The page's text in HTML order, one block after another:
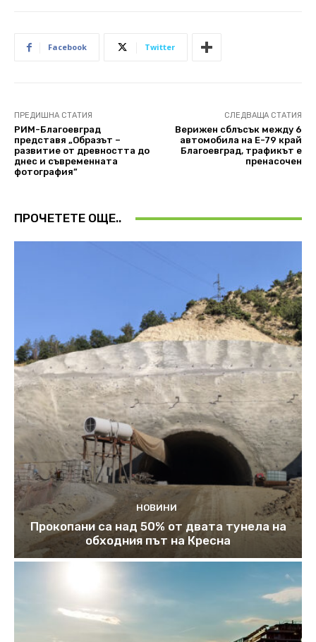
Facebook Twitter
ПРЕДИШНА СТАТИЯ
РИМ-Благоевград
представя „Образът –
развитие от древността до
днес и съвременната
фотография”
СЛЕДВАЩА СТАТИЯ
Верижен сблъсък между 6
автомобила на Е-79 край
Благоевград, трафикът е
пренасочен
ПРОЧЕТЕТЕ ОЩЕ..
НОВИНИ
Прокопани са над 50% от двата тунела на
обходния път на Кресна